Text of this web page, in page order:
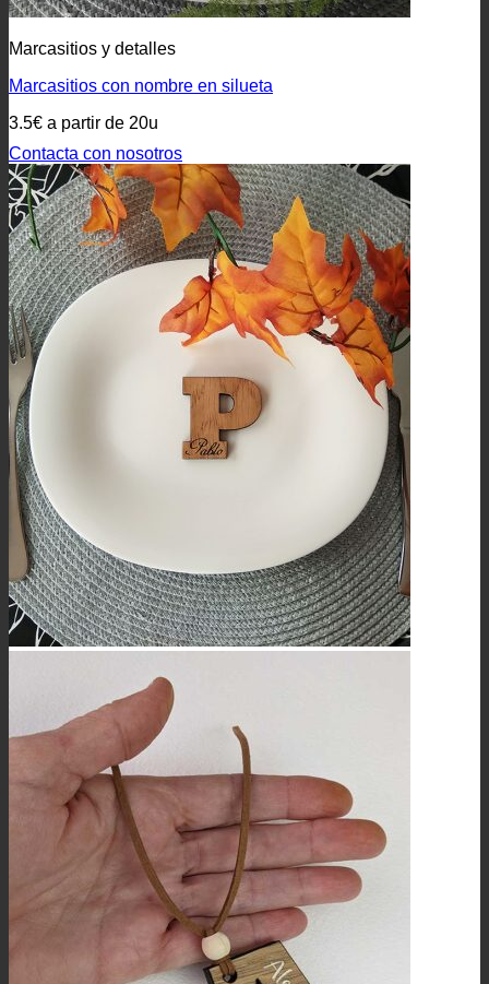
Marcasitios y detalles
Marcasitios con nombre en silueta
3.5€ a partir de 20u
Contacta con nosotros